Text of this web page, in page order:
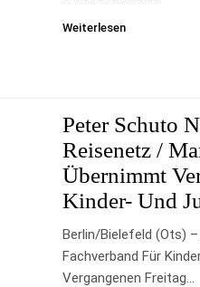
Weiterlesen
Peter Schuto
Reisenetz /
Übernimmt
Kinder- Und
Berlin/Bielefeld (ots)
Fachverband Für
Vergangenen Freitag…